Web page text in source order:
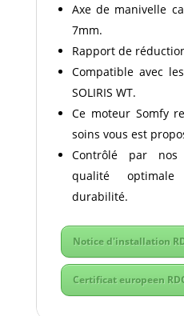
Axe de manivelle
7mm.
Rapport de
Compatible avec
SOLIRIS WT.
Ce moteur Somfy
soins vous est
Contrôlé par
qualité
durabilité.
Notice d'installation
Certificat europeen